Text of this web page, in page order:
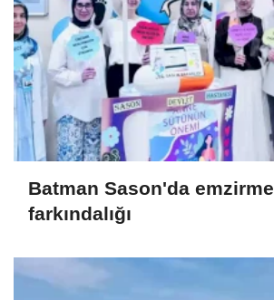
Batman Sason'da emzirme
farkındalığı